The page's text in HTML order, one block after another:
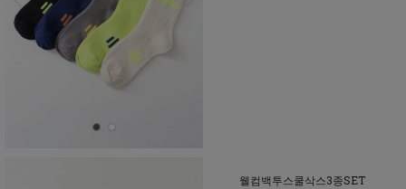
웰컴백투스쿨삭스3종SET